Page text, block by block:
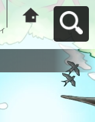
大府市民活動支
援サイト コラビ
アへ戻る